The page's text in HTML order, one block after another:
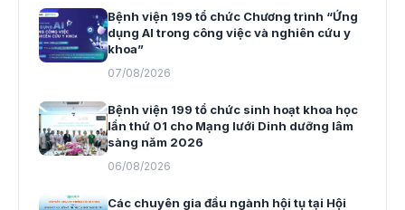
Bệnh viện 199 tổ chức Chương trình “Ứng
dụng AI trong công việc và nghiên cứu y
khoa”
07/08/2026
Bệnh viện 199 tổ chức sinh hoạt khoa học
lần thứ 01 cho Mạng lưới Dinh dưỡng lâm
sàng năm 2026
06/08/2026
Các chuyên gia đầu ngành hội tụ tại Hội